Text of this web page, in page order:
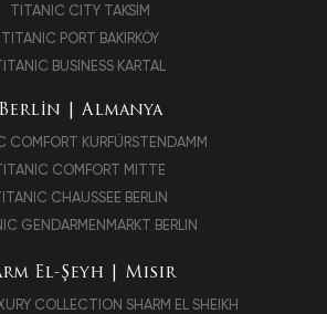
TITANIC CITY TAKSİM
TITANIC PORT BAKIRKÖY
BUSINESS KARTAL
Berlin | Almanya
COMFORT KURFÜRSTENDAMM
COMFORT MITTE
CHAUSSEE BERLIN
GENDARMENMARKT BERLIN
El-Şeyh | Mısır
COLLECTION SHARM EL SHEIKH